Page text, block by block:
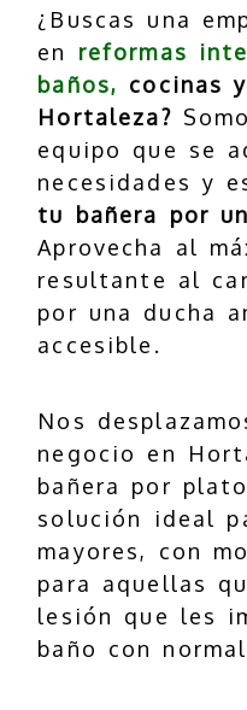
¿Buscas una
en reformas
baños, cocinas
Hortaleza?
equipo que se
necesidades y
tu bañera por
Aprovecha al
resultante al
por una ducha
accesible.
Nos
negocio en
bañera por
solución ideal
mayores, con
para aquellas
lesión que les
baño con